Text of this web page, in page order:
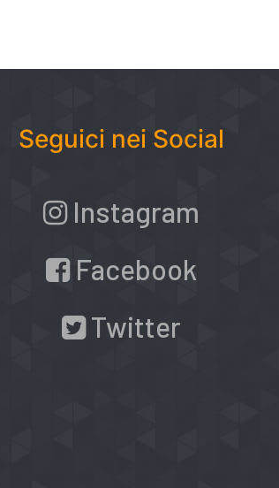
Seguici nei Social
Instagram
Facebook
Twitter